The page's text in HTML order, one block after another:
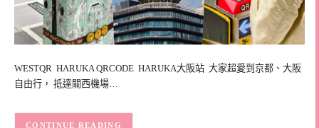
WESTQR HARUKA QRCODE HARUKA大阪站 大家超愛到京都、大阪
自由行， 抵達關西機場…
CONTINUE READING